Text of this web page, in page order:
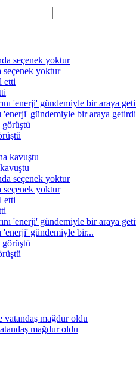
seçenek yoktur
'enerji' gündemiyle bir araya getirdi
seçenek yoktur
'enerji' gündemiyle bir...
mağdur oldu